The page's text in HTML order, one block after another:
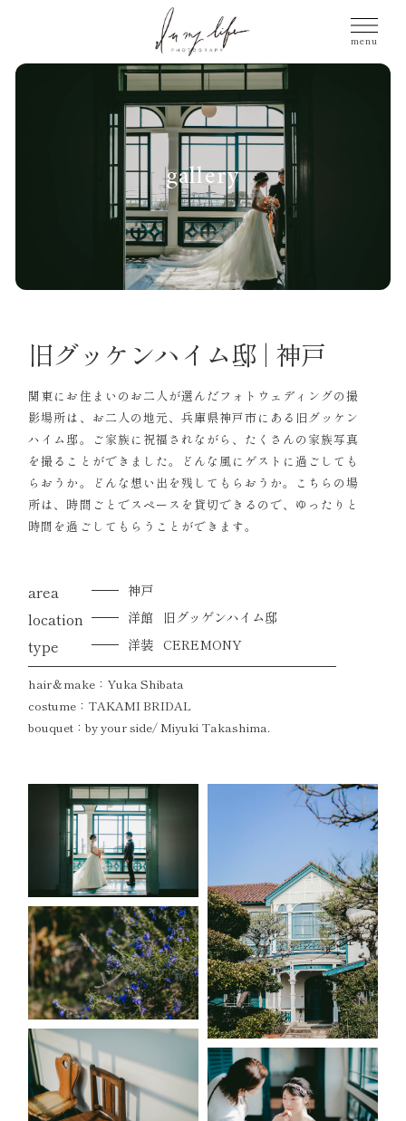
gallery
旧グッケンハイム邸 | 神戸
関東にお住まいのお二人が選んだフォトウェディングの撮
影場所は、お二人の地元、兵庫県神戸市にある旧グッケン
ハイム邸。ご家族に祝福されながら、たくさんの家族写真
を撮ることができました。どんな風にゲストに過ごしても
らおうか。どんな想い出を残してもらおうか。こちらの場
所は、時間ごとでスペースを貸切できるので、ゆったりと
時間を過ごしてもらうことができます。
area 神戸
location 洋館 旧グッゲンハイム邸
type 洋装 CEREMONY
hair＆make：Yuka Shibata
costume：TAKAMI BRIDAL
bouquet：by your side/ Miyuki Takashima.